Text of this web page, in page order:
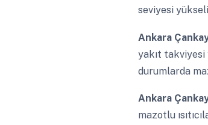
seviyesi
Ankara
yakıt takviyesi
durumlarda
Ankara
mazotlu